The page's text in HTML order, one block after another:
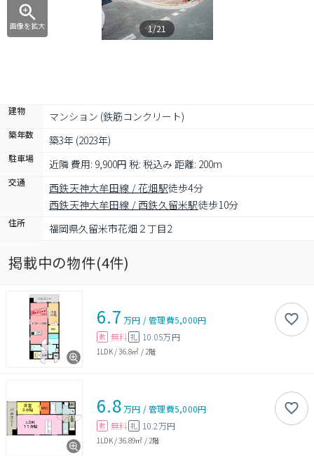
画像を拡大 1/21
建物 マンション (鉄筋コンクリート)
築年数 築3年 (2023年)
駐車場 近隣 費用: 9,900円 税: 税込み 距離: 200m
交通 西鉄天神大牟田線 / 花畑駅徒歩4分
西鉄天神大牟田線 / 西鉄久留米駅徒歩10分
住所 福岡県久留米市花畑２丁目2
掲載中の物件(4件)
6.7 万円 /管理費5,000円
敷 無料 礼 10.05万円
1LDK/36.8㎡ / 2階
6.8万円 /管理費5,000円
敷 無料 礼 10.2万円
1LDK/36.89㎡ / 2階